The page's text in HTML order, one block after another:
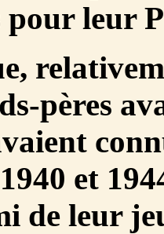
pour leur
pères
et
de leur